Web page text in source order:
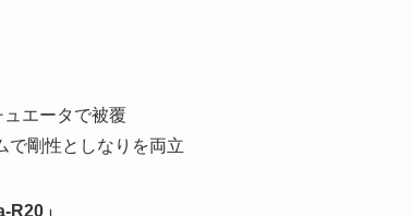
エータで被覆
で剛性としなりを両立
」